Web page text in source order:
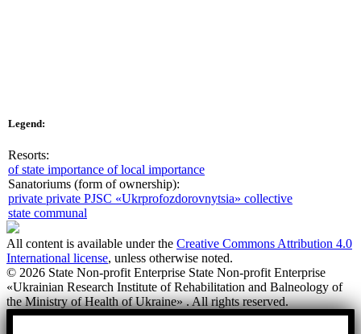
Legend:
Resorts:
of state importance of local importance
Sanatoriums (form of ownership):
private private PJSC «Ukrprofozdorovnytsia» collective
state communal
All content is available under the Creative Commons Attribution 4.0
International license, unless otherwise noted.
© 2026 State Non-profit Enterprise State Non-profit Enterprise
«Ukrainian Research Institute of Rehabilitation and Balneology of
the Ministry of Health of Ukraine» . All rights reserved.